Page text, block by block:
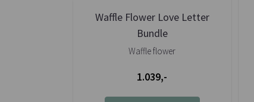
Waffle Flower Love Letter
Bundle
Waffle flower
1.039,-